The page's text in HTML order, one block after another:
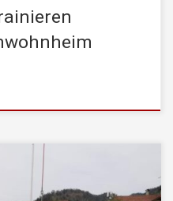
trafen wir uns zu einem